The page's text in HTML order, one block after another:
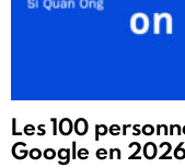
Les 100
Google en